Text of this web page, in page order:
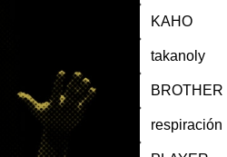
KAHO
takanoly
BROTHER
respiración